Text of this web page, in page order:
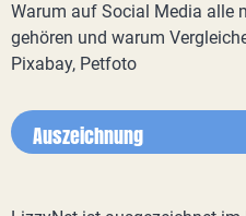
Warum auf Social Media alle
gehören und warum
Pixabay, Petfoto
Auszeichnung